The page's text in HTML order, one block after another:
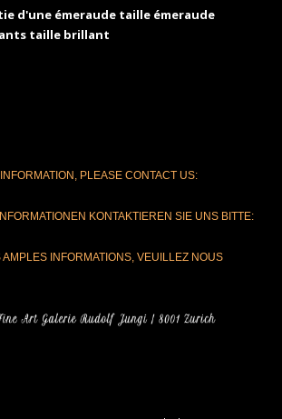
d'une émeraude taille émeraude
taille brillant
PLEASE CONTACT US:
KONTAKTIEREN SIE UNS BITTE:
INFORMATIONS, VEUILLEZ NOUS